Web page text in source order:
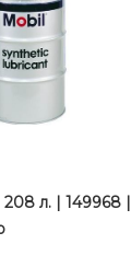
л. | 149968 |